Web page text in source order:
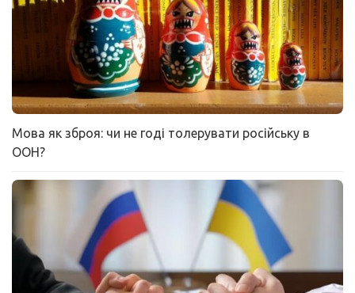
Мова як зброя: чи не годі толерувати російську в
ООН?